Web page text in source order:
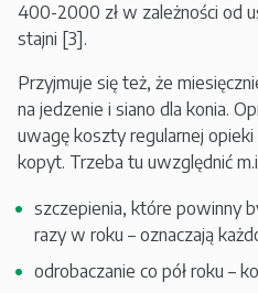
400-2000 zł w zależności od
stajni [3].
Przyjmuje się też, że
na jedzenie i siano dla konia.
uwagę koszty regularnej
kopyt. Trzeba tu uwzględnić
szczepienia, które powinny
razy w roku – oznaczają
odrobaczanie co pół roku –